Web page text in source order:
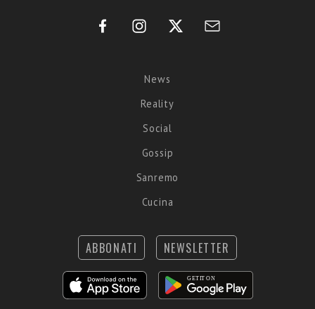
News
Reality
Social
Gossip
Sanremo
Cucina
ABBONATI NEWSLETTER